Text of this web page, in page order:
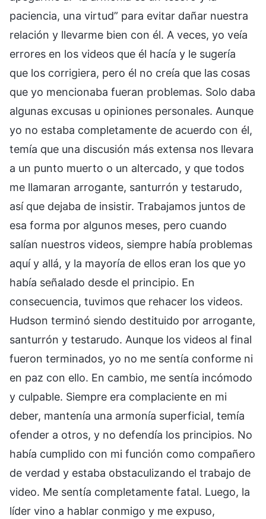
paciencia, una virtud” para evitar dañar nuestra
relación y llevarme bien con él. A veces, yo veía
errores en los videos que él hacía y le sugería
que los corrigiera, pero él no creía que las cosas
que yo mencionaba fueran problemas. Solo daba
algunas excusas u opiniones personales. Aunque
yo no estaba completamente de acuerdo con él,
temía que una discusión más extensa nos llevara
a un punto muerto o un altercado, y que todos
me llamaran arrogante, santurrón y testarudo,
así que dejaba de insistir. Trabajamos juntos de
esa forma por algunos meses, pero cuando
salían nuestros videos, siempre había problemas
aquí y allá, y la mayoría de ellos eran los que yo
había señalado desde el principio. En
consecuencia, tuvimos que rehacer los videos.
Hudson terminó siendo destituido por arrogante,
santurrón y testarudo. Aunque los videos al final
fueron terminados, yo no me sentía conforme ni
en paz con ello. En cambio, me sentía incómodo
y culpable. Siempre era complaciente en mi
deber, mantenía una armonía superficial, temía
ofender a otros, y no defendía los principios. No
había cumplido con mi función como compañero
de verdad y estaba obstaculizando el trabajo de
video. Me sentía completamente fatal. Luego, la
líder vino a hablar conmigo y me expuso,